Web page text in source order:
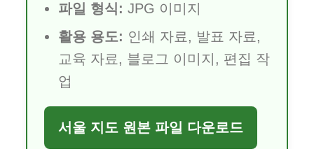
파일 형식: JPG 이미지
활용 용도: 인쇄 자료, 발표 자료,
교육 자료, 블로그 이미지, 편집 작
업
서울 지도 원본 파일 다운로드